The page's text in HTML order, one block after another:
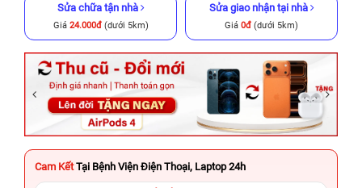
Sửa chữa tận nhà
Giá 24.000đ(dưới 5km)
Sửa giao nhận tại nhà
Giá 0đ (dưới 5km)
Cam Kết Tại Bệnh Viện Điện Thoại, Laptop 24h